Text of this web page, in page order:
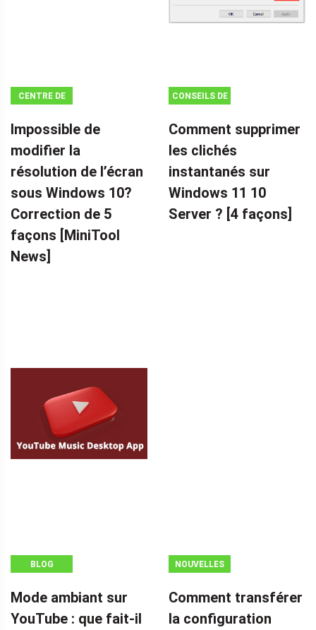
CENTRE DE
MINITOOL
Impossible de
modifier la
résolution de l’écran
sous Windows 10?
Correction de 5
façons [MiniTool
News]
CONSEILS DE
Comment supprimer
les clichés
instantanés sur
Windows 11 10
Server ? [4 façons]
BLOG
Mode ambiant sur
YouTube : que fait-il
NOUVELLES
Comment transférer
la configuration